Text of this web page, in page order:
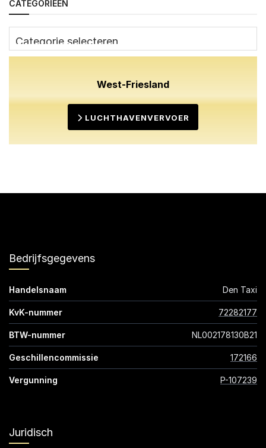
CATEGORIEËN
West-Friesland
LUCHTHAVENVERVOER
Bedrijfsgegevens
Handelsnaam Den Taxi
KvK-nummer 72282177
BTW-nummer NL002178130B21
Geschillencommissie 172166
Vergunning P-107239
Juridisch